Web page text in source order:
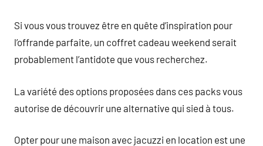
Si vous vous trouvez être en quête d’inspiration pour
l’offrande parfaite, un coffret cadeau weekend serait
probablement l’antidote que vous recherchez.
La variété des options proposées dans ces packs vous
autorise de découvrir une alternative qui sied à tous.
Opter pour une maison avec jacuzzi en location est une